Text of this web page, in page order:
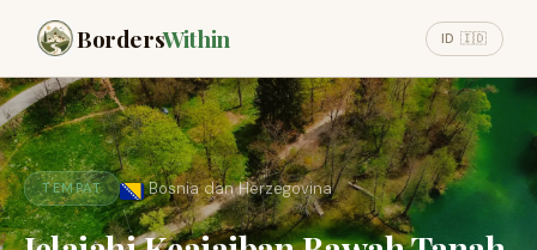
BordersWithin ID 🇮🇩
TEMPAT Bosnia dan Herzegovina